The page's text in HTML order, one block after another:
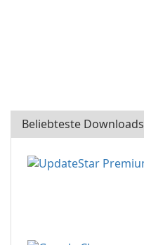
Beliebteste Downloads